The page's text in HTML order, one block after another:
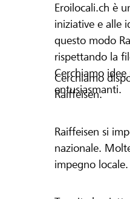
Eroilocali.ch è
iniziative e alle
questo modo
rispettando la
Cerchiamo
entusiasmanti.
Cerchiamo
Raiffeisen.
Raiffeisen si
nazionale.
impegno locale.